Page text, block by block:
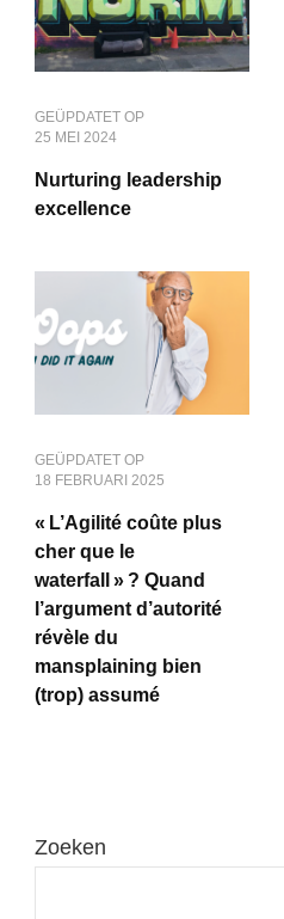
GEÜPDATET OP
25 MEI 2024
Nurturing leadership
excellence
GEÜPDATET OP
18 FEBRUARI 2025
« L’Agilité coûte plus
cher que le
waterfall » ? Quand
l’argument d’autorité
révèle du
mansplaining bien
(trop) assumé
Zoeken